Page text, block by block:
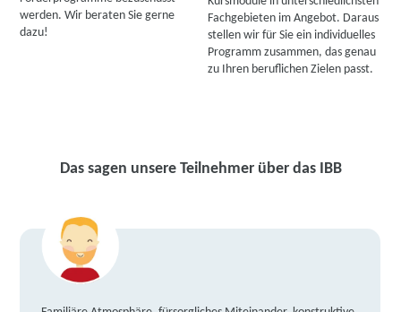
werden. Wir beraten Sie gerne
dazu!
Fachgebieten im Angebot. Daraus
stellen wir für Sie ein individuelles
Programm zusammen, das genau
zu Ihren beruflichen Zielen passt.
Das sagen unsere Teilnehmer über das IBB